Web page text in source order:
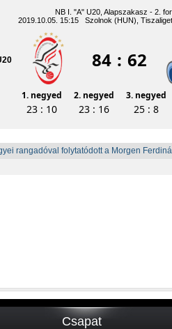
NB I. "A" U20, Alapszakasz - 2.
2019.10.05. 15:15 Szolnok (HUN),
84 : 62
1. negyed 2. negyed 3. negyed
23 : 10 23 : 16 25 : 8
rangadóval folytatódott a Morgen
Csapat